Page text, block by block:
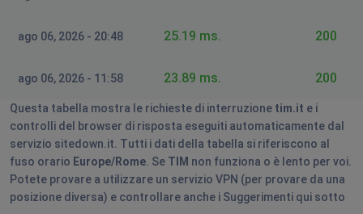
Siderno, Italy • 7 mesi ago
https://api.webmail.tim.it/auth/oauth/v2/authorize?
response_type=code&client_id=5b816c4e-3254-4299-
96be-
0S6_WzA2Mj
ago 06, 2026 - 20:48 25.19 ms. 200
ago 06, 2026 - 11:58 23.89 ms. 200
Questa tabella mostra le richieste di interruzione tim.it e i
controlli del browser di risposta eseguiti automaticamente dal
servizio sitedown.it. Tutti i dati della tabella si riferiscono al
fuso orario Europe/Rome . Se TIM non funziona o è lento per voi.
Potete provare a utilizzare un servizio VPN (per provare da una
posizione diversa) e controllare anche i Suggerimenti qui sotto